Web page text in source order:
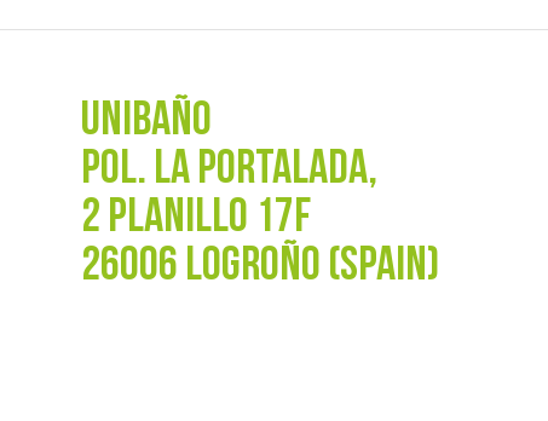
UNIBAÑO
POL. La Portalada,
2 PLANILLO 17F
26006 LOGROÑO (SPAIN)